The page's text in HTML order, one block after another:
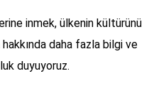
inmek, ülkenin kültürünü
daha fazla bilgi ve
duyuyoruz.